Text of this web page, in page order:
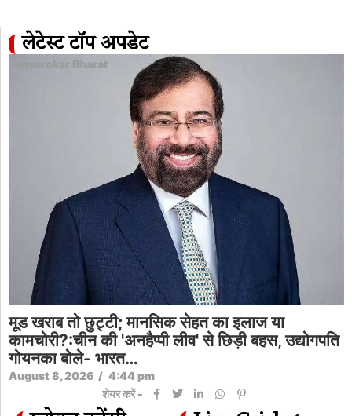
लेटेस्ट टॉप अपडेट
Jansarokar Bharat
मूड खराब तो छुट्टी; मानसिक सेहत का इलाज या
कामचोरी?:चीन की 'अनहैप्पी लीव' से छिड़ी बहस, उद्योगपति
गोयनका बोले- भारत…
August 8, 2026 / 4:44 pm
शेयर करें -